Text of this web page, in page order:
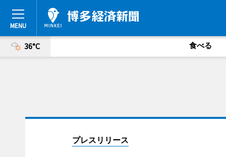
36°C 食べる
プレスリリース